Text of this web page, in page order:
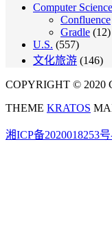
Computer Science
Confluence
Gradle (12)
U.S. (557)
文化旅游 (146)
COPYRIGHT © 2020
THEME KRATOS
湘ICP备2020018253号